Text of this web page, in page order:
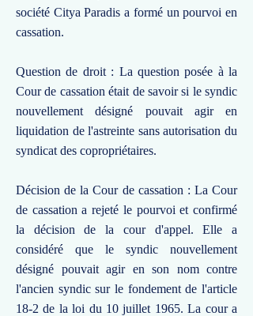
société Citya Paradis a formé un pourvoi en
cassation.
Question de droit : La question posée à la
Cour de cassation était de savoir si le syndic
nouvellement désigné pouvait agir en
liquidation de l'astreinte sans autorisation du
syndicat des copropriétaires.
Décision de la Cour de cassation : La Cour
de cassation a rejeté le pourvoi et confirmé
la décision de la cour d'appel. Elle a
considéré que le syndic nouvellement
désigné pouvait agir en son nom contre
l'ancien syndic sur le fondement de l'article
18-2 de la loi du 10 juillet 1965. La cour a